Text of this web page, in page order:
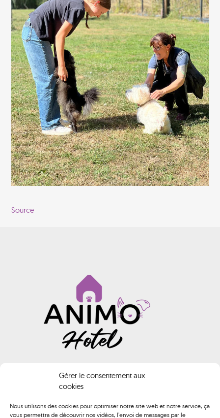
Gérer le consentement aux
cookies
Nous utilisons des cookies pour optimiser notre site web et notre service, ça
vous permettra de découvrir nos vidéos, l'envoi de messages par le
Source
Animo HOTEL